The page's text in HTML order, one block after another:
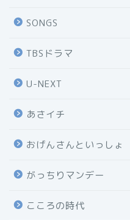
SONGS
TBSドラマ
U-NEXT
あさイチ
おげんさんといっしょ
がっちりマンデー
こころの時代